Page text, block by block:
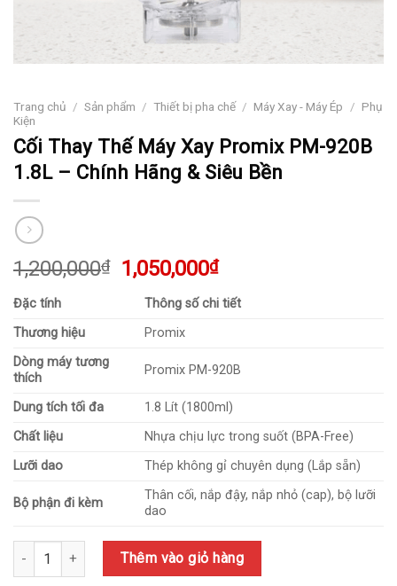
Trang chủ / Sản phẩm / Thiết bị pha chế / Máy Xay - Máy Ép / Phụ
Kiện
Cối Thay Thế Máy Xay Promix PM-920B
1.8L – Chính Hãng & Siêu Bền
1,200,000₫
Giá
1,200,000₫.
1,050,000₫Giá
tại
Đặc tính
Thông số chi tiết
Thương hiệu
Promix
Dòng máy tương
thích
Promix PM-920B
Dung tích tối đa
1.8 Lít (1800ml)
Chất liệu
Nhựa chịu lực trong suốt (BPA-Free)
Lưỡi dao
Thép không gỉ chuyên dụng (Lắp sẵn)
Bộ phận đi kèm
Thân cối, nắp đậy, nắp nhỏ (cap), bộ lưỡi
dao
Số lượng Thêm vào giỏ hàng